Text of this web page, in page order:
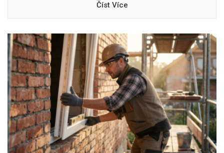
Číst Více